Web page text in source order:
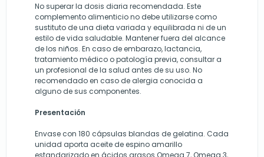
No superar la dosis diaria recomendada. Este
complemento alimenticio no debe utilizarse como
sustituto de una dieta variada y equilibrada ni de un
estilo de vida saludable. Mantener fuera del alcance
de los niños. En caso de embarazo, lactancia,
tratamiento médico o patología previa, consultar a
un profesional de la salud antes de su uso. No
recomendado en caso de alergia conocida a
alguno de sus componentes.
Presentación
Envase con 180 cápsulas blandas de gelatina. Cada
unidad aporta aceite de espino amarillo
estandarizado en ácidos grasos Omega 7, Omega 3,